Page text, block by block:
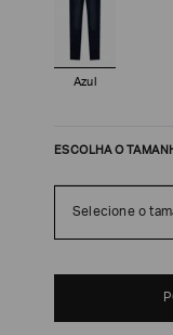
Azul
ESCOLHA O
Selecione o